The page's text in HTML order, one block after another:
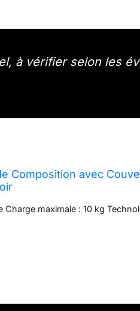
à vérifier selon les
Composition avec
maximale : 10 kg